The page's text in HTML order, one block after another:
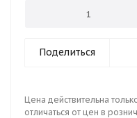
Поделиться
Цена действительна
отличаться от цен в